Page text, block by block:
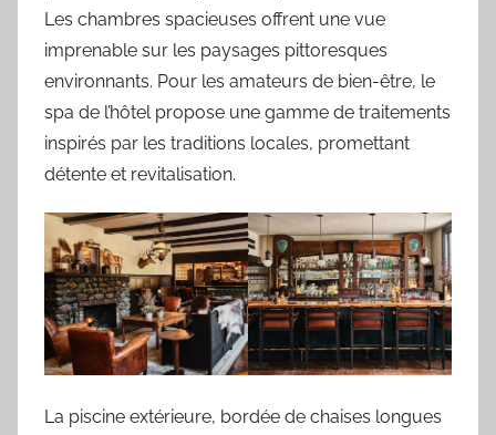
Les chambres spacieuses offrent une vue
imprenable sur les paysages pittoresques
environnants. Pour les amateurs de bien-être, le
spa de l’hôtel propose une gamme de traitements
inspirés par les traditions locales, promettant
détente et revitalisation.
La piscine extérieure, bordée de chaises longues